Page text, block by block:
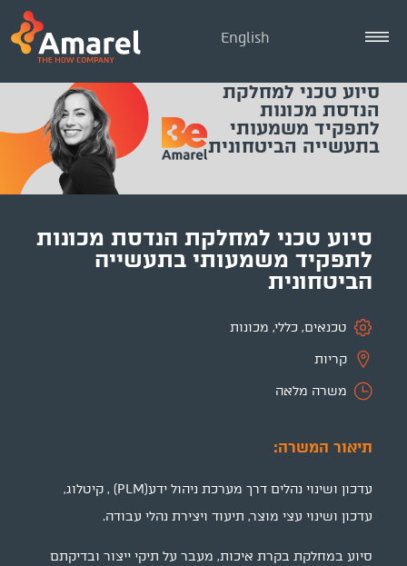
English
סיוע טכני למחלקת
הנדסת מכונות
לתפקיד משמעותי
בתעשייה הביטחונית
סיוע טכני למחלקת הנדסת מכונות
לתפקיד משמעותי בתעשייה
הביטחונית
טכנאים, כללי, מכונות
קריות
משרה מלאה
תיאור המשרה:
עדכון ושינוי נהלים דרך מערכת ניהול ידע(PLM) , קיטלוג,
עדכון ושינוי עצי מוצר, תיעוד ויצירת נהלי עבודה.
סיוע במחלקת בקרת איכות, מעבר על תיקי ייצור ובדיקתם